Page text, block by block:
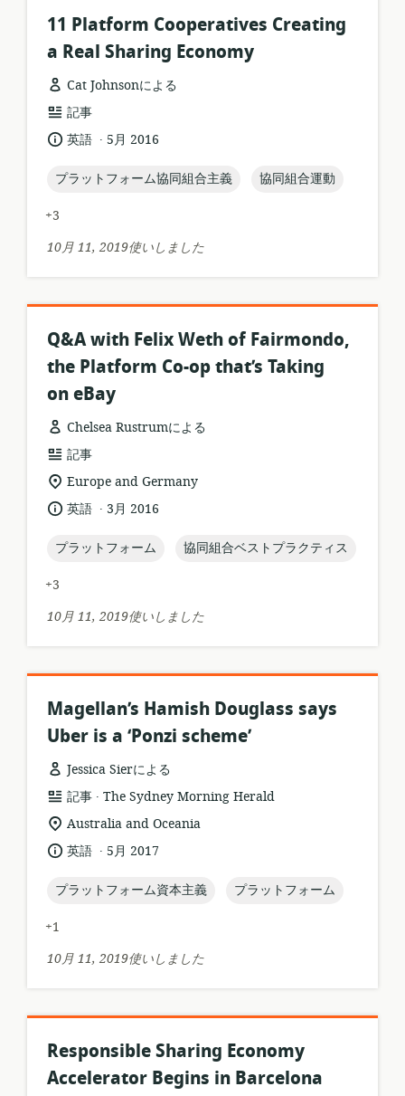
11 Platform Cooperatives Creating
a Real Sharing Economy
Cat Johnsonによる
リ
ソ
ー
ス
フ
マ
ト:
記事
言 英語 .
公
日:
5月 2016
topic:
プラットフォーム協同組合主義 topic:
協同組合運動
+3
10月 11, 2019使いしました
Q&A with Felix Weth of Fairmondo,
the Platform Co-op that’s Taking
on eBay
Chelsea Rustrumによる
リ
ソ
ー
ス
ォ
ト:
記事
関
連
す
る
ロ
シ
ン:
Europe and Germany
言 英語 .
公
日:
3月 2016
topic:
プラットフォーム topic:
協同組合ベストプラクティス
+3
10月 11, 2019使いしました
Magellan’s Hamish Douglass says
Uber is a ‘Ponzi scheme’
Jessica Sierによる
リ
ソ
ー
ス
ォ
ト:
記事 .
公
開
者:
The Sydney Morning Herald
関
連
す
る
ロ
シ
ン:
Australia and Oceania
言 英語 .
公
日:
5月 2017
topic:
プラットフォーム資本主義 topic:
プラットフォーム
+1
10月 11, 2019使いしました
Responsible Sharing Economy
Accelerator Begins in Barcelona